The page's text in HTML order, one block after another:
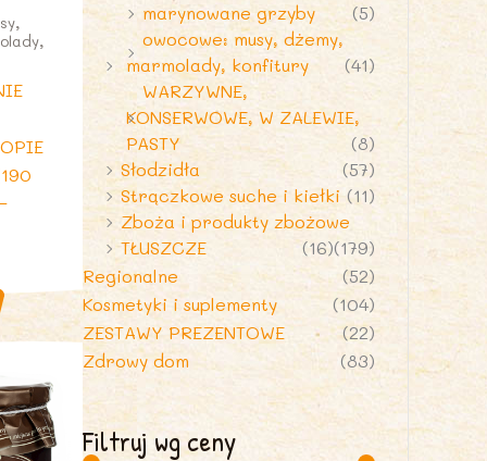
marynowane grzyby
(5)
owocowe: musy, dżemy,
marmolady, konfitury
(41)
WARZYWNE,
KONSERWOWE, W ZALEWIE,
PASTY
(8)
Słodzidła
(57)
Strączkowe suche i kiełki (11)
Zboża i produkty zbożowe
(179)
TŁUSZCZE
(16)
Regionalne
(52)
Kosmetyki i suplementy
(104)
ZESTAWY PREZENTOWE
(22)
Zdrowy dom
(83)
Filtruj wg ceny